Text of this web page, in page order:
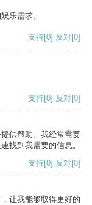
乐需求。
支持[0] 反对[0]
支持[0] 反对[0]
供帮助。我经常需要
找到我需要的信息。
支持[0] 反对[0]
让我能够取得更好的